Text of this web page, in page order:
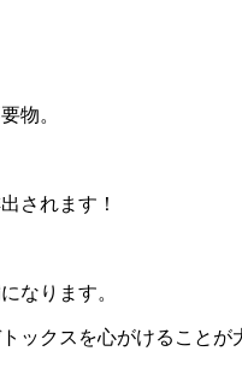
物。
されます！
なります。
ックスを心がけることが